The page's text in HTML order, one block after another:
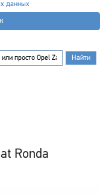
данных
Ronda